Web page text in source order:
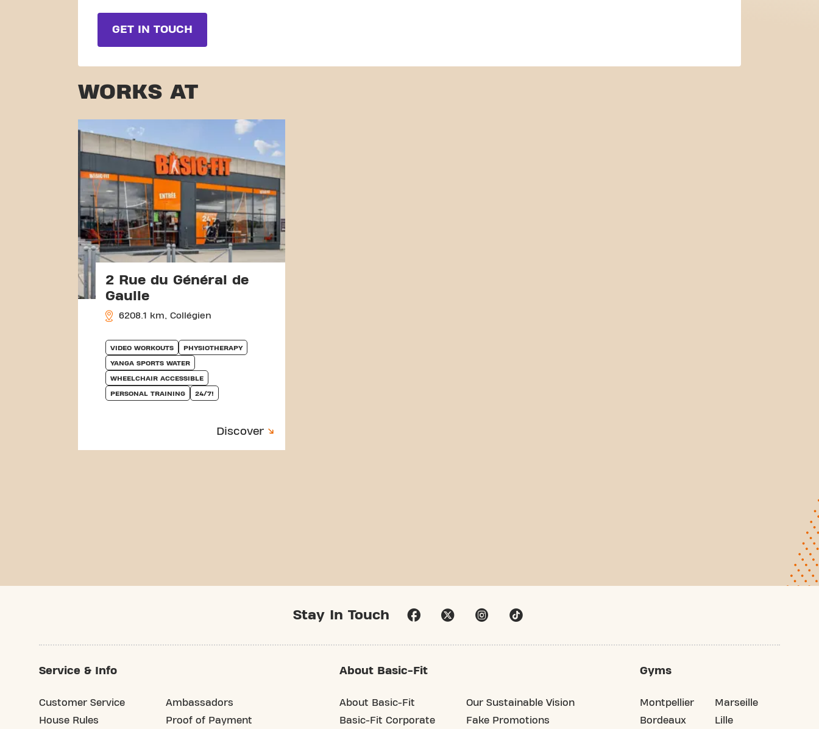
GET IN TOUCH
WORKS AT
2 Rue du Général de
Gaulle
6208.1 km, Collégien
VIDEO WORKOUTS PHYSIOTHERAPY
YANGA SPORTS WATER
WHEELCHAIR ACCESSIBLE
PERSONAL TRAINING 24/7!
Discover
Stay In Touch
Service & Info
Customer Service
House Rules
Ambassadors
Proof of Payment
About Basic-Fit
About Basic-Fit
Basic-Fit Corporate
Our Sustainable Vision
Fake Promotions
Gyms
Montpellier
Bordeaux
Marseille
Lille